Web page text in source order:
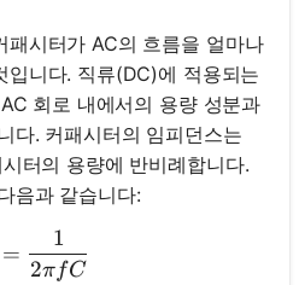
패시터가 AC의 흐름을 얼마나
입니다. 직류(DC)에 적용되는
회로 내에서의 용량 성분과
다. 커패시터의 임피던스는
터의 용량에 반비례합니다.
음과 같습니다:
X_c = \frac{1}{2 \pi f C}
=
2π fC
1